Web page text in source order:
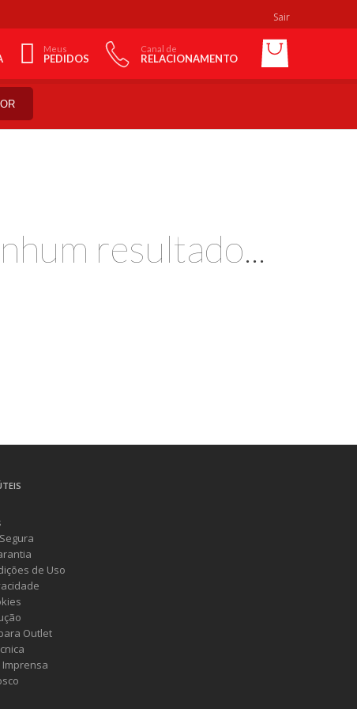
Sair
Meus
PEDIDOS
Canal de
RELACIONAMENTO
resultado...
de Uso
Outlet